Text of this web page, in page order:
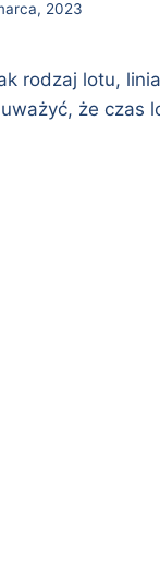
2023
rodzaj lotu,
że czas